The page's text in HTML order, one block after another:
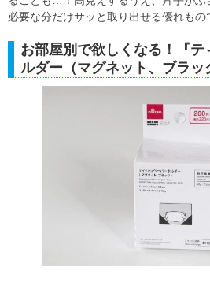
必要な分だけサッと取り出せる優れもの
お部屋別で欲しくなる！『
ルダー（マグネット、ブラッ